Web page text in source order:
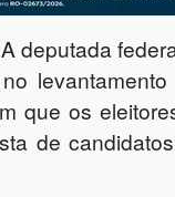
deputada
que os
de